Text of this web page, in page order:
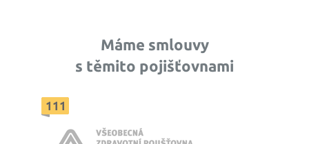
Máme smlouvy
s těmito pojišťovnami